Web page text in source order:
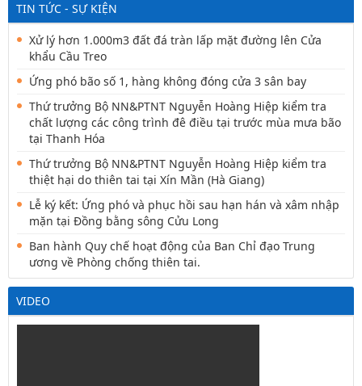
TIN TỨC - SỰ KIỆN
Xử lý hơn 1.000m3 đất đá tràn lấp mặt đường lên Cửa
khẩu Cầu Treo
Ứng phó bão số 1, hàng không đóng cửa 3 sân bay
Thứ trưởng Bộ NN&PTNT Nguyễn Hoàng Hiệp kiểm tra
chất lượng các công trình đê điều tại trước mùa mưa bão
tại Thanh Hóa
Thứ trưởng Bộ NN&PTNT Nguyễn Hoàng Hiệp kiểm tra
thiệt hại do thiên tai tại Xín Mần (Hà Giang)
Lễ ký kết: Ứng phó và phục hồi sau hạn hán và xâm nhập
mặn tại Đồng bằng sông Cửu Long
Ban hành Quy chế hoạt động của Ban Chỉ đạo Trung
ương về Phòng chống thiên tai.
VIDEO